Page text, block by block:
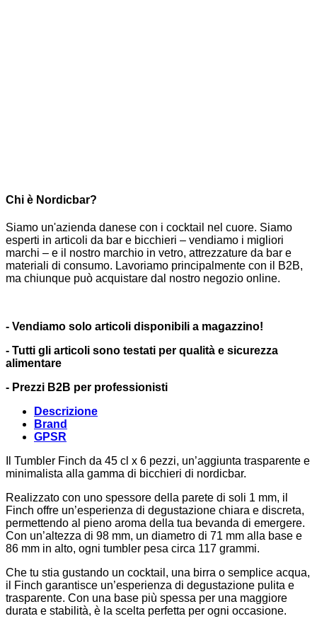
Chi è Nordicbar?
Siamo un'azienda danese con i cocktail nel cuore. Siamo
esperti in articoli da bar e bicchieri – vendiamo i migliori
marchi – e il nostro marchio in vetro, attrezzature da bar e
materiali di consumo. Lavoriamo principalmente con il B2B,
ma chiunque può acquistare dal nostro negozio online.
- Vendiamo solo articoli disponibili a magazzino!
- Tutti gli articoli sono testati per qualità e sicurezza
alimentare
- Prezzi B2B per professionisti
Descrizione
Brand
GPSR
Il Tumbler Finch da 45 cl x 6 pezzi, un’aggiunta trasparente e
minimalista alla gamma di bicchieri di nordicbar.
Realizzato con uno spessore della parete di soli 1 mm, il
Finch offre un’esperienza di degustazione chiara e discreta,
permettendo al pieno aroma della tua bevanda di emergere.
Con un’altezza di 98 mm, un diametro di 71 mm alla base e
86 mm in alto, ogni tumbler pesa circa 117 grammi.
Che tu stia gustando un cocktail, una birra o semplice acqua,
il Finch garantisce un’esperienza di degustazione pulita e
trasparente. Con una base più spessa per una maggiore
durata e stabilità, è la scelta perfetta per ogni occasione.